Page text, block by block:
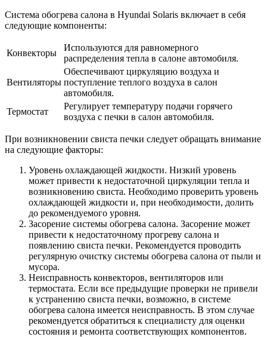
Система обогрева салона в Hyundai Solaris включает в себя
следующие компоненты:
Конвекторы
Используются для равномерного
распределения тепла в салоне автомобиля.
Вентиляторы
Обеспечивают циркуляцию воздуха и
поступление теплого воздуха в салон
автомобиля.
Термостат
Регулирует температуру подачи горячего
воздуха с печки в салон автомобиля.
При возникновении свиста печки следует обращать внимание
на следующие факторы:
Уровень охлаждающей жидкости. Низкий уровень
может привести к недостаточной циркуляции тепла и
возникновению свиста. Необходимо проверить уровень
охлаждающей жидкости и, при необходимости, долить
до рекомендуемого уровня.
Засорение системы обогрева салона. Засорение может
привести к недостаточному прогреву салона и
появлению свиста печки. Рекомендуется проводить
регулярную очистку системы обогрева салона от пыли и
мусора.
Неисправность конвекторов, вентиляторов или
термостата. Если все предыдущие проверки не привели
к устранению свиста печки, возможно, в системе
обогрева салона имеется неисправность. В этом случае
рекомендуется обратиться к специалисту для оценки
состояния и ремонта соответствующих компонентов.